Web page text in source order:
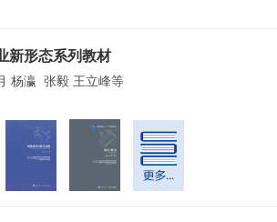
新形态系列教材
杨瀛 张毅 王立峰等